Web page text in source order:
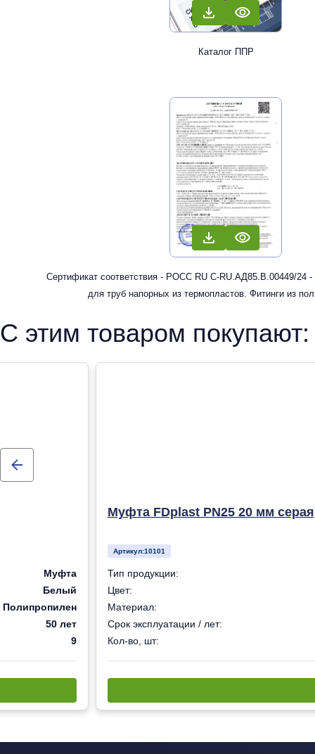
Каталог ППР
Сертификат соответствия - РОСС RU С-RU.АД85.В.00449/24
для труб напорных из термопластов. Фитинги из
отопления
С этим товаром покупают:
Муфта
Белый
Полипропилен
50 лет
9
Муфта FDplast PN25 20 мм серая
Артикул:10101
Тип продукции:
Цвет:
Материал:
Срок эксплуатации / лет:
Кол-во, шт: